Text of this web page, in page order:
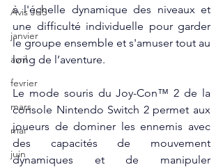
Avis JdS
janvier
avril
fevrier
mars
mai
juin
à l'échelle dynamique des niveaux et
une difficulté individuelle pour garder
le groupe ensemble et s'amuser tout au
long de l’aventure.
Le mode souris du Joy-Con™ 2 de la
console Nintendo Switch 2 permet aux
joueurs de dominer les ennemis avec
des capacités de mouvement
dynamiques et de manipuler